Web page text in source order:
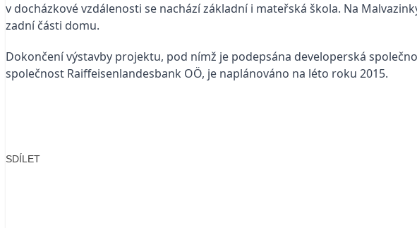
v docházkové vzdálenosti se nachází základní i mateřská škola. Na
zadní části domu.
Dokončení výstavby projektu, pod nímž je podepsána developerská
společnost Raiffeisenlandesbank OÖ, je naplánováno na léto roku 2015.
SDÍLET